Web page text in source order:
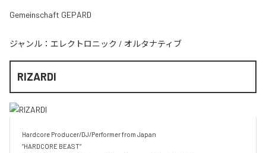
Gemeinschaft GEPARD
ジャンル： エレクトロニック / オルタナティブ
RIZARDI
Hardcore Producer/DJ/Performer from Japan
”HARDCORE BEAST”